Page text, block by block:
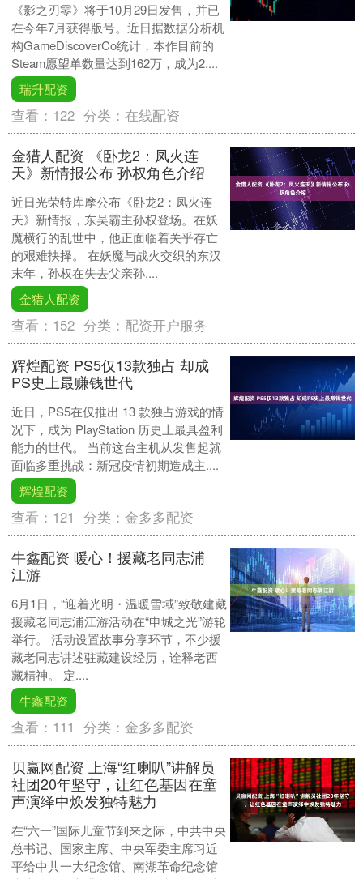
《影之刃零》将于10月29日发售，并已
在今年7月获得版号。近日据数据分析机
构GameDiscoverCo统计，本作目前的
Steam愿望单数量达到162万，成为2....
瑞升配资
查看： 122 分类：在线配资
金猎人配资 《卧龙2：凤火连
天》新情报公布 孙权角色介绍
近日光荣特库摩公布《卧龙2：凤火连
天》新情报，东吴霸主孙权登场。在妖
魔横行的乱世中，他正面临着关乎存亡
的艰难抉择。 在妖魔与战火交织的东汉
末年，孙权在失去父亲孙....
金猎人配资
查看： 152 分类： 配资开户服务
辉煌配资 PS5仅13款独占 却成
PS史上最赚钱世代
近日，PS5在仅推出 13 款独占游戏的情
况下，成为 PlayStation 历史上最具盈利
能力的世代。 当前这台主机从发售起就
面临多重挑战：新冠疫情初期造成主....
辉煌配资
查看： 121 分类：金多多配资
牛鑫配资 暖心！援藏老同志浦
江游
6月1日，“迎着光明・温暖雪域”致敬建藏
援藏老同志浦江游活动在“申城之光”游轮
举行。 活动设置故事分享环节，不少援
藏老同志讲述驻藏建设经历，诠释老西
藏精神。 定....
牛鑫配资
查看： 111 分类：金多多配资
贝赢网配资 上海“红喇叭”讲解员
社团20年坚守，让红色基因在童
声演绎中焕发独特魅力
在“六一”国际儿童节到来之际，中共中央
总书记、国家主席、中央军委主席习近
平给中共一大纪念馆、南湖革命纪念馆